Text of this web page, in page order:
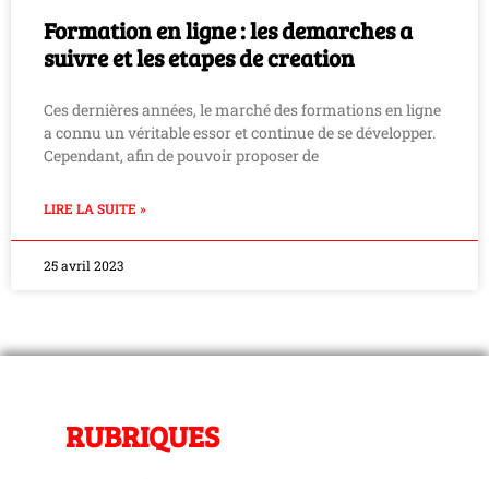
Formation en ligne : les demarches a
suivre et les etapes de creation
Ces dernières années, le marché des formations en ligne
a connu un véritable essor et continue de se développer.
Cependant, afin de pouvoir proposer de
LIRE LA SUITE »
25 avril 2023
RUBRIQUES